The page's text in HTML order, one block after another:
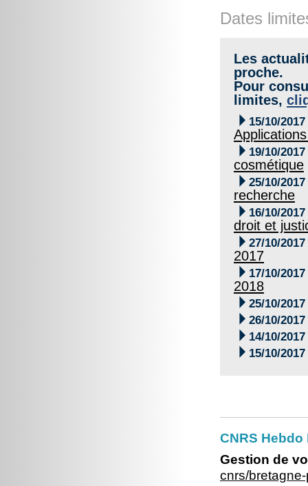
Dates
Les
proche.
Pour
limites,
 15/10/2017
 19/10/2017
cosmétique
 25/10/2017
recherche
 16/10/2017
droit et
 27/10/2017
2017
 17/10/2017
2018
 25/10/2017
 26/10/2017
 14/10/2017
 15/10/2017
CNRS
Gestion de
cnrs/